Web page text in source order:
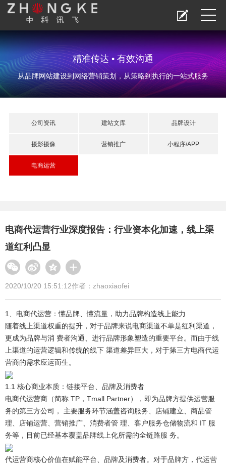
精准传达 • 有效沟通
从品牌网站建设到网络营销策划，从策略到执行的一站式服务
公司资讯 建站文库 品牌设计
摄影摄像 营销推广 小程序/APP
电商运营
电商代运营行业深度报告：行业资本化加速，线上渠
道红利凸显
作者：zhaoxiaofei
2020/10/20 15:51:12
1、电商代运营：懂品牌、懂流量，助力品牌构造线上能力
随着线上渠道权重的提升，对于品牌来说电商渠道不单是红利渠道，
更成为品牌与消 费者沟通、进行品牌形象塑造的重要平台。而由于线
上渠道的运营逻辑和传统的线下 渠道差异巨大，对于第三方电商代运
营商的需求应运而生。
1.1 核心商业本质：链接平台、品牌及消费者
电商代运营商（简称 TP，Tmall Partner），即为品牌方提供运营服
务的第三方公司， 主要服务环节涵盖咨询服务、店铺建立、商品管
理、店铺运营、营销推广、消费者管 理、客户服务仓储物流和 IT 服
务等，目前已经基本覆盖品牌线上化所需的全链路服 务。
代运营商核心价值在赋能平台、品牌及消费者。 对于品牌方，代运营